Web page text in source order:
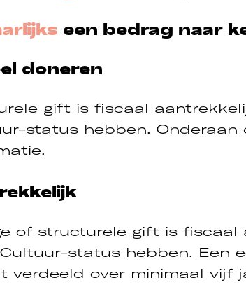
een bedrag naar
doneren
gift is fiscaal
status hebben. Onderaan
of structurele gift is
status hebben. Een
verdeeld over minimaal vijf